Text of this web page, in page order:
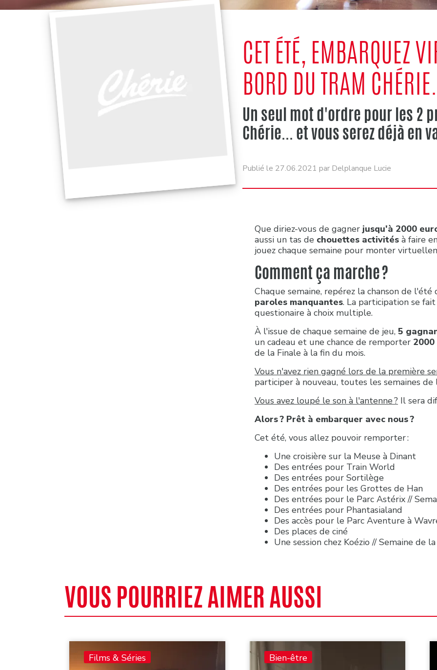
CET ÉTÉ, EMBARQUEZ
BORD DU TRAM CHÉRIE.
Un seul mot d'ordre pour les 2
Chérie... et vous serez déjà en
Publié le 27.06.2021 par Delplanque Lucie
Que diriez-vous de gagner jusqu'à 2000
aussi un tas de chouettes activités à faire
jouez chaque semaine pour monter
Comment ça marche ?
Chaque semaine, repérez la chanson de
paroles manquantes. La participation se
questionaire à choix multiple.
À l'issue de chaque semaine de jeu, 5
un cadeau et une chance de remporter 2000
de la Finale à la fin du mois.
Vous n'avez rien gagné lors de la première
participer à nouveau, toutes les semaines de
Vous avez loupé le son à l'antenne ? Il sera
Alors ? Prêt à embarquer avec nous ?
Cet été, vous allez pouvoir remporter :
Une croisière sur la Meuse à Dinant
Des entrées pour Train World
Des entrées pour Sortilège
Des entrées pour les Grottes de Han
Des entrées pour le Parc Astérix //
Des entrées pour Phantasialand
Des accès pour le Parc Aventure à
Des places de ciné
Une session chez Koézio // Semaine de
VOUS POURRIEZ AIMER AUSSI
Films & Séries Bien-être